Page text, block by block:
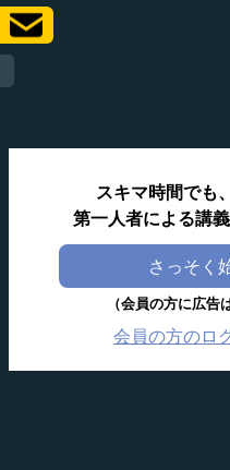
スキマ時間でも
第一人者による講
さっそく
（会員の方に広告
会員の方のロ